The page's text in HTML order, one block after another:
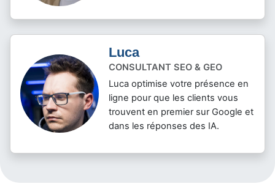
Luca
CONSULTANT SEO & GEO
Luca optimise votre présence en
ligne pour que les clients vous
trouvent en premier sur Google et
dans les réponses des IA.